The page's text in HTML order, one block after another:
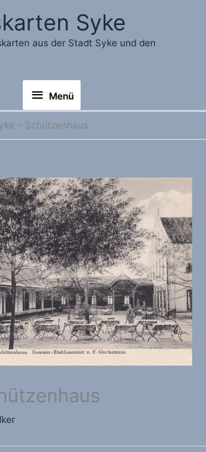
Syke
aus der Stadt Syke und den
Menü
Menü
– Schützenhaus